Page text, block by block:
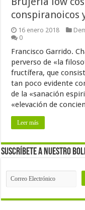
conspiranoicos
16 enero 2018
0
Francisco Garrido.
perverso de «la
fructífera, que
tan poco evidente
de la «sanación
«elevación de
Leer más
Suscríbete a nuestro